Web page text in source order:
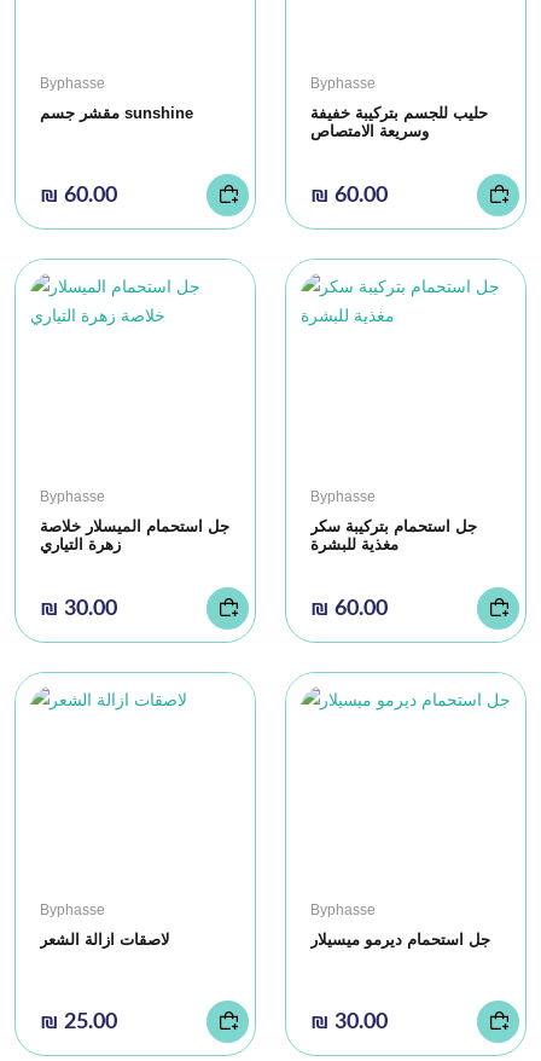
Byphasse
مقشر جسم sunshine
₪ 60.00
Byphasse
حليب للجسم بتركيبة خفيفة
وسريعة الامتصاص
₪ 60.00
Byphasse
جل استحمام الميسلار خلاصة
زهرة التياري
₪ 30.00
Byphasse
جل استحمام بتركيبة سكر
مغذية للبشرة
₪ 60.00
Byphasse
لاصقات ازالة الشعر
₪ 25.00
Byphasse
جل استحمام ديرمو ميسيلار
₪ 30.00